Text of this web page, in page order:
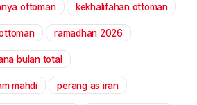
Mute
ottoman kekhalifahan ottoman
ramadhan 2026
bulan total
mahdi perang as iran